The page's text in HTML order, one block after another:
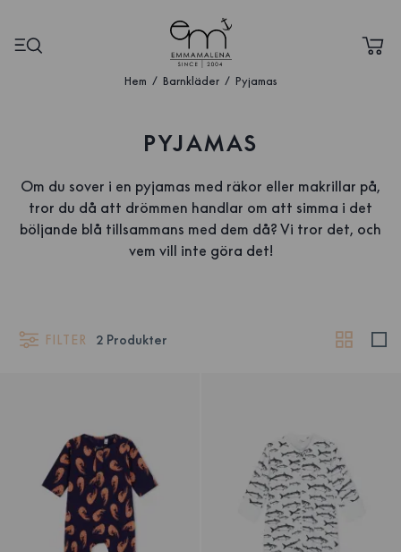
Hem Barnkläder Pyjamas
PYJAMAS
Om du sover i en pyjamas med räkor eller makrillar på,
tror du då att drömmen handlar om att simma i det
böljande blå tillsammans med dem då? Vi tror det, och
vem vill inte göra det!
FILTER 2 Produkter